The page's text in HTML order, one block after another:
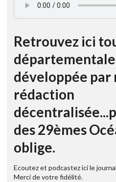
Retrouvez ici
développée par
rédaction
des 29èmes
oblige.
Ecoutez et podcastez ici le
Merci de votre fidélité.